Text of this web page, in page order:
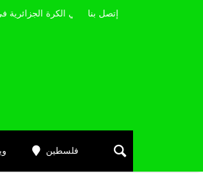
إتصل بنا
فلسطين